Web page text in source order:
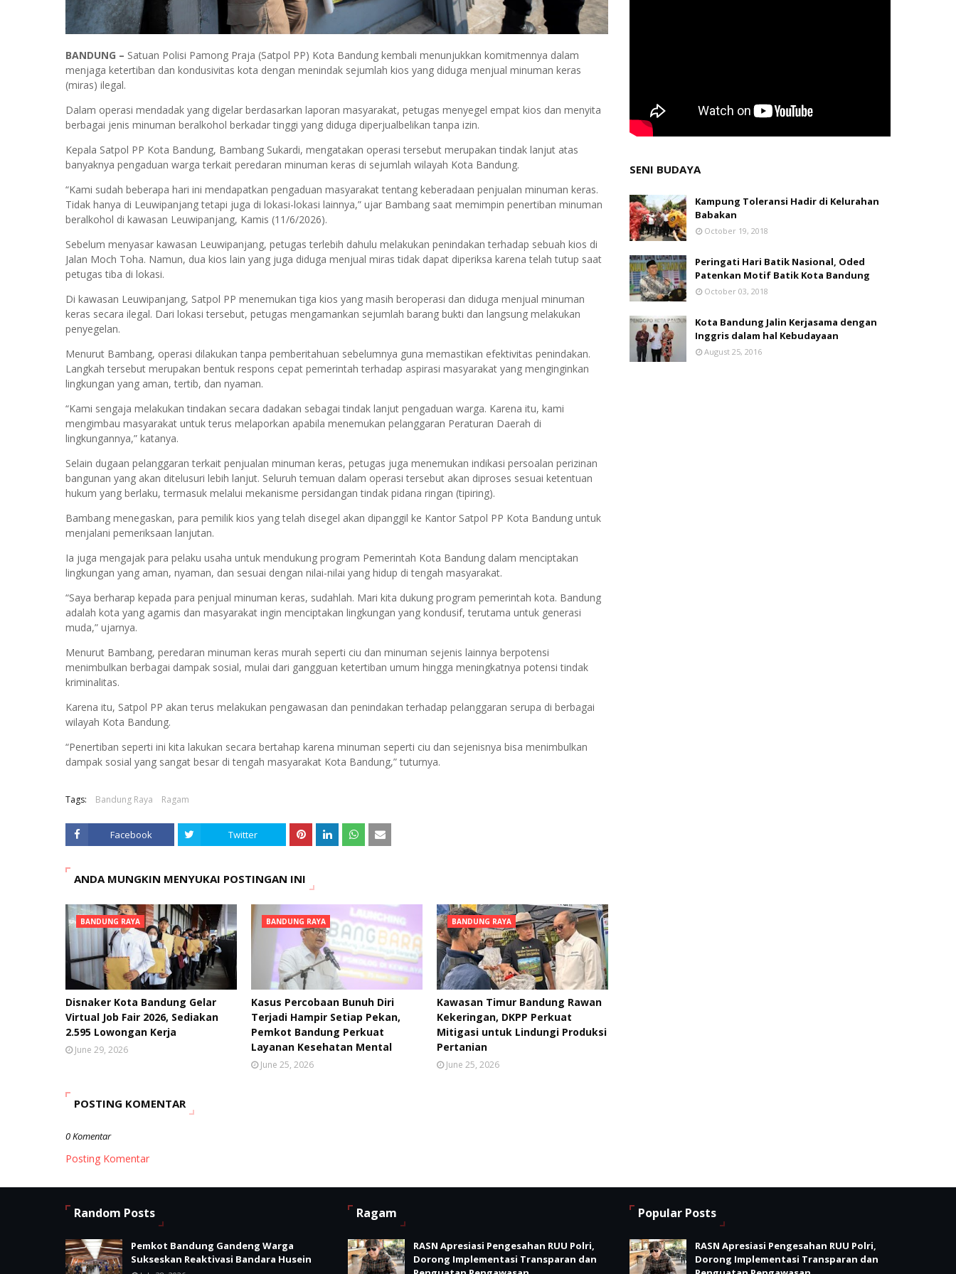
BANDUNG – Satuan Polisi Pamong Praja (Satpol PP) Kota Bandung kembali menunjukkan komitmennya dalam
menjaga ketertiban dan kondusivitas kota dengan menindak sejumlah kios yang diduga menjual minuman keras
(miras) ilegal.
Dalam operasi mendadak yang digelar berdasarkan laporan masyarakat, petugas menyegel empat kios dan menyita
berbagai jenis minuman beralkohol berkadar tinggi yang diduga diperjualbelikan tanpa izin.
Kepala Satpol PP Kota Bandung, Bambang Sukardi, mengatakan operasi tersebut merupakan tindak lanjut atas
banyaknya pengaduan warga terkait peredaran minuman keras di sejumlah wilayah Kota Bandung.
“Kami sudah beberapa hari ini mendapatkan pengaduan masyarakat tentang keberadaan penjualan minuman keras.
Tidak hanya di Leuwipanjang tetapi juga di lokasi-lokasi lainnya,” ujar Bambang saat memimpin penertiban minuman
beralkohol di kawasan Leuwipanjang, Kamis (11/6/2026).
Sebelum menyasar kawasan Leuwipanjang, petugas terlebih dahulu melakukan penindakan terhadap sebuah kios di
Jalan Moch Toha. Namun, dua kios lain yang juga diduga menjual miras tidak dapat diperiksa karena telah tutup saat
petugas tiba di lokasi.
Di kawasan Leuwipanjang, Satpol PP menemukan tiga kios yang masih beroperasi dan diduga menjual minuman
keras secara ilegal. Dari lokasi tersebut, petugas mengamankan sejumlah barang bukti dan langsung melakukan
penyegelan.
Menurut Bambang, operasi dilakukan tanpa pemberitahuan sebelumnya guna memastikan efektivitas penindakan.
Langkah tersebut merupakan bentuk respons cepat pemerintah terhadap aspirasi masyarakat yang menginginkan
lingkungan yang aman, tertib, dan nyaman.
“Kami sengaja melakukan tindakan secara dadakan sebagai tindak lanjut pengaduan warga. Karena itu, kami
mengimbau masyarakat untuk terus melaporkan apabila menemukan pelanggaran Peraturan Daerah di
lingkungannya,” katanya.
Selain dugaan pelanggaran terkait penjualan minuman keras, petugas juga menemukan indikasi persoalan perizinan
bangunan yang akan ditelusuri lebih lanjut. Seluruh temuan dalam operasi tersebut akan diproses sesuai ketentuan
hukum yang berlaku, termasuk melalui mekanisme persidangan tindak pidana ringan (tipiring).
Bambang menegaskan, para pemilik kios yang telah disegel akan dipanggil ke Kantor Satpol PP Kota Bandung untuk
menjalani pemeriksaan lanjutan.
Ia juga mengajak para pelaku usaha untuk mendukung program Pemerintah Kota Bandung dalam menciptakan
lingkungan yang aman, nyaman, dan sesuai dengan nilai-nilai yang hidup di tengah masyarakat.
“Saya berharap kepada para penjual minuman keras, sudahlah. Mari kita dukung program pemerintah kota. Bandung
adalah kota yang agamis dan masyarakat ingin menciptakan lingkungan yang kondusif, terutama untuk generasi
muda,” ujarnya.
Menurut Bambang, peredaran minuman keras murah seperti ciu dan minuman sejenis lainnya berpotensi
menimbulkan berbagai dampak sosial, mulai dari gangguan ketertiban umum hingga meningkatnya potensi tindak
kriminalitas.
Karena itu, Satpol PP akan terus melakukan pengawasan dan penindakan terhadap pelanggaran serupa di berbagai
wilayah Kota Bandung.
“Penertiban seperti ini kita lakukan secara bertahap karena minuman seperti ciu dan sejenisnya bisa menimbulkan
dampak sosial yang sangat besar di tengah masyarakat Kota Bandung,” tuturnya.
Tags: Bandung Raya Ragam
Facebook Twitter
ANDA MUNGKIN MENYUKAI POSTINGAN INI
BANDUNG RAYA
Disnaker Kota Bandung Gelar
Virtual Job Fair 2026, Sediakan
2.595 Lowongan Kerja
June 29, 2026
BANDUNG RAYA
Kasus Percobaan Bunuh Diri
Terjadi Hampir Setiap Pekan,
Pemkot Bandung Perkuat
Layanan Kesehatan Mental
June 25, 2026
BANDUNG RAYA
Kawasan Timur Bandung Rawan
Kekeringan, DKPP Perkuat
Mitigasi untuk Lindungi Produksi
Pertanian
June 25, 2026
POSTING KOMENTAR
0 Komentar
Posting Komentar
SENI BUDAYA
Kampung Toleransi Hadir di Kelurahan
Babakan
October 19, 2018
Peringati Hari Batik Nasional, Oded
Patenkan Motif Batik Kota Bandung
October 03, 2018
Kota Bandung Jalin Kerjasama dengan
Inggris dalam hal Kebudayaan
August 25, 2016
Random Posts
Pemkot Bandung Gandeng Warga
Sukseskan Reaktivasi Bandara Husein
Ragam
RASN Apresiasi Pengesahan RUU Polri,
Dorong Implementasi Transparan dan
Popular Posts
RASN Apresiasi Pengesahan RUU Polri,
Dorong Implementasi Transparan dan